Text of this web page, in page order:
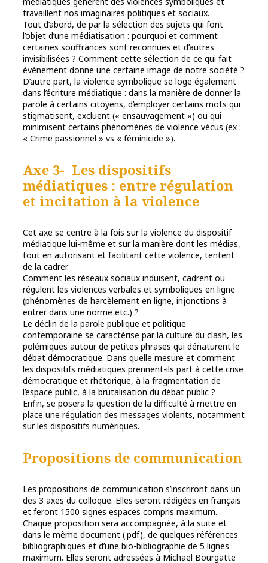
travaillent nos imaginaires politiques et sociaux.
Tout d’abord, de par la sélection des sujets qui font
l’objet d’une médiatisation : pourquoi et comment
certaines souffrances sont reconnues et d’autres
invisibilisées ? Comment cette sélection de ce qui fait
événement donne une certaine image de notre société ?
D’autre part, la violence symbolique se loge également
dans l’écriture médiatique : dans la manière de donner la
parole à certains citoyens, d’employer certains mots qui
stigmatisent, excluent (« ensauvagement ») ou qui
minimisent certains phénomènes de violence vécus (ex :
« Crime passionnel » vs « féminicide »).
Axe 3- Les dispositifs
médiatiques : entre régulation
et incitation à la violence
Cet axe se centre à la fois sur la violence du dispositif
médiatique lui-même et sur la manière dont les médias,
tout en autorisant et facilitant cette violence, tentent
de la cadrer.
Comment les réseaux sociaux induisent, cadrent ou
régulent les violences verbales et symboliques en ligne
(phénomènes de harcèlement en ligne, injonctions à
entrer dans une norme etc.) ?
Le déclin de la parole publique et politique
contemporaine se caractérise par la culture du clash, les
polémiques autour de petites phrases qui dénaturent le
débat démocratique. Dans quelle mesure et comment
les dispositifs médiatiques prennent-ils part à cette crise
démocratique et rhétorique, à la fragmentation de
l’espace public, à la brutalisation du débat public ?
Enfin, se posera la question de la difficulté à mettre en
place une régulation des messages violents, notamment
sur les dispositifs numériques.
Propositions de communication
Les propositions de communication s’inscriront dans un
des 3 axes du colloque. Elles seront rédigées en français
et feront 1500 signes espaces compris maximum.
Chaque proposition sera accompagnée, à la suite et
dans le même document (.pdf), de quelques références
bibliographiques et d’une bio-bibliographie de 5 lignes
maximum. Elles seront adressées à Michaël Bourgatte